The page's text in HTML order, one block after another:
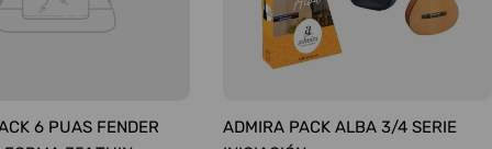
6 PUAS FENDER
ADMIRA PACK ALBA 3/4 SERIE